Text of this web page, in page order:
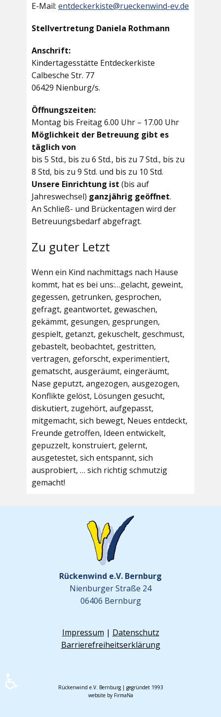
E-Mail: entdeckerkiste@rueckenwind-ev.de
Stellvertretung Daniela Rothmann
Anschrift:
Kindertagesstätte Entdeckerkiste
Calbesche Str. 77
06429 Nienburg/s.
Öffnungszeiten:
Montag bis Freitag 6.00 Uhr – 17.00 Uhr
Möglichkeit der Betreuung gibt es
täglich von
bis 5 Std., bis zu 6 Std., bis zu 7 Std., bis zu
8 Std, bis zu 9 Std. und bis zu 10 Std.
Unsere Einrichtung ist (bis auf
Jahreswechsel) ganzjährig geöffnet.
An Schließ- und Brückentagen wird der
Betreuungsbedarf abgefragt.
Zu guter Letzt
Wenn ein Kind nachmittags nach Hause
kommt, hat es bei uns:…gelacht, geweint,
gegessen, getrunken, gesprochen,
gefragt, geantwortet, gewaschen,
gekämmt, gesungen, gesprungen,
gespielt, getanzt, gekuschelt, geschmust,
gebastelt, beobachtet, gestritten,
vertragen, geforscht, experimentiert,
gematscht, ausgeräumt, eingeräumt,
Nase geputzt, angezogen, ausgezogen,
Konflikte gelöst, Lösungen gesucht,
diskutiert, zugehört, aufgepasst,
mitgemacht, sich bewegt, Neues entdeckt,
Freunde getroffen, Ideen entwickelt,
gepuzzelt, konstruiert, gelernt,
ausgetestet, sich entspannt, sich
ausprobiert, … sich richtig schmutzig
gemacht!
Rückenwind e.V. Bernburg
Nienburger Straße 24
06406 Bernburg
Impressum | Datenschutz
Barrierefreiheitserklärung
Rückenwind e.V. Bernburg | gegründet 1993
website by FirmaNa